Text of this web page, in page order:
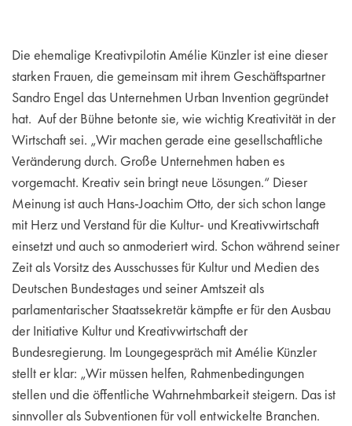
Die ehemalige Kreativpilotin Amélie Künzler ist eine dieser
starken Frauen, die gemeinsam mit ihrem Geschäftspartner
Sandro Engel das Unternehmen Urban Invention gegründet
hat. Auf der Bühne betonte sie, wie wichtig Kreativität in der
Wirtschaft sei. „Wir machen gerade eine gesellschaftliche
Veränderung durch. Große Unternehmen haben es
vorgemacht. Kreativ sein bringt neue Lösungen.“ Dieser
Meinung ist auch Hans-Joachim Otto, der sich schon lange
mit Herz und Verstand für die Kultur- und Kreativwirtschaft
einsetzt und auch so anmoderiert wird. Schon während seiner
Zeit als Vorsitz des Ausschusses für Kultur und Medien des
Deutschen Bundestages und seiner Amtszeit als
parlamentarischer Staatssekretär kämpfte er für den Ausbau
der Initiative Kultur und Kreativwirtschaft der
Bundesregierung. Im Loungegespräch mit Amélie Künzler
stellt er klar: „Wir müssen helfen, Rahmenbedingungen
stellen und die öffentliche Wahrnehmbarkeit steigern. Das ist
sinnvoller als Subventionen für voll entwickelte Branchen.